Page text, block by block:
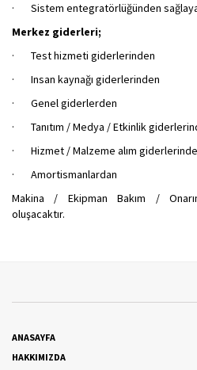
· Sistem entegratörlüğünden
Merkez giderleri;
· Test hizmeti giderlerinden
· Insan kaynağı giderlerinden
· Genel giderlerden
· Tanıtım / Medya / Etkinlik
· Hizmet / Malzeme alım
· Amortismanlardan
Makina / Ekipman Bakım /
oluşacaktır.
ANASAYFA
HAKKIMIZDA